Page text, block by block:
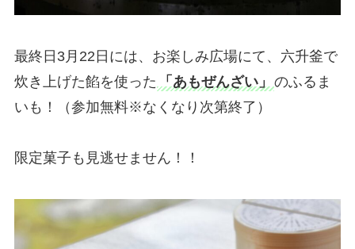
最終日3月22日には、お楽しみ広場にて、六升釜で
炊き上げた餡を使った
「あもぜんざい」 のふるま
いも！（参加無料※なくなり次第終了）
限定菓子も見逃せません！！